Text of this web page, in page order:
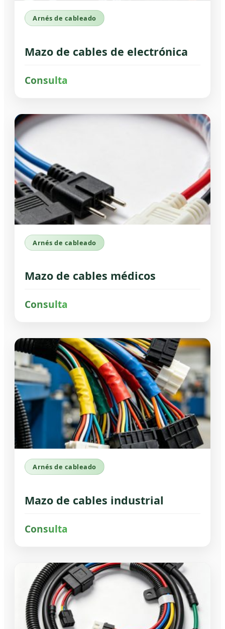
Arnés de cableado
Mazo de cables de electrónica
Consulta
Arnés de cableado
Mazo de cables médicos
Consulta
Arnés de cableado
Mazo de cables industrial
Consulta